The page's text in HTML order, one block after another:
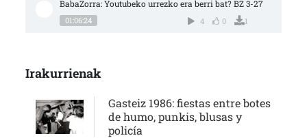
BabaZorra: Youtubeko urrezko era berri bat? BZ 3-27
01:06:24 4 0 1
Irakurrienak
Gasteiz 1986: fiestas entre botes
de humo, punkis, blusas y
policía